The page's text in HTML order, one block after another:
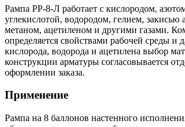
Рампа РР-8-Л работает с кислородом,
углекислотой, водородом, гелием, закисью
метаном, ацетиленом и другими газами.
определяется свойствами рабочей среды и
кислорода, водорода и ацетилена выбор
конструкции арматуры согласовывается
оформлении заказа.
Применение
Рампа на 8 баллонов настенного